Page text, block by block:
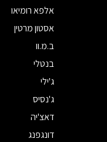
אלפא רומיאו
אסטון מרטין
ב.מ.וו
בנטלי
ג'ילי
ג'נסיס
דאצ'יה
דונגפנג